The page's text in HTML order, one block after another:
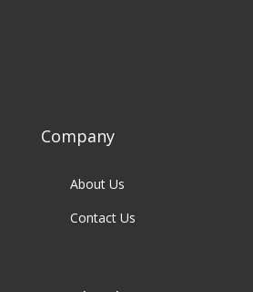
Company
About Us
Contact Us